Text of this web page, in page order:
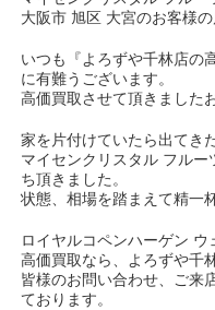
大阪市 旭区 大宮のお客様
いつも『よろずや千林店の
に有難うございます。
高価買取させて頂きました
家を片付けていたら出てき
マイセンクリスタル フル
ち頂きました。
状態、相場を踏まえて精一
ロイヤルコペンハーゲン
高価買取なら、よろずや千
皆様のお問い合わせ、ご来
ております。